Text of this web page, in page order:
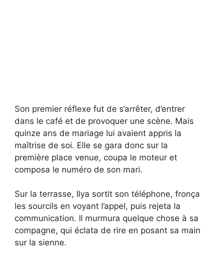
Son premier réflexe fut de s’arrêter, d’entrer
dans le café et de provoquer une scène. Mais
quinze ans de mariage lui avaient appris la
maîtrise de soi. Elle se gara donc sur la
première place venue, coupa le moteur et
composa le numéro de son mari.
Sur la terrasse, Ilya sortit son téléphone, fronça
les sourcils en voyant l’appel, puis rejeta la
communication. Il murmura quelque chose à sa
compagne, qui éclata de rire en posant sa main
sur la sienne.